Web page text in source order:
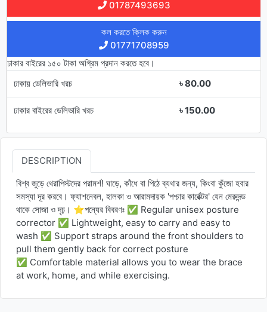
01787493693
কল করতে ক্লিক করুন
01771708959
ঢাকার বাইরের ১৫০ টাকা অগ্রিম প্রদান করতে হবে।
ঢাকায় ডেলিভারি খরচ
৳ 80.00
ঢাকার বাইরের ডেলিভারি খরচ ৳ 150.00
DESCRIPTION
বিশ্ব জুড়ে থেরাপিস্টদের পরামর্শ! ঘাড়ে, কাঁধে বা পিঠে ব্যথার জন্য, কিংবা কুঁজো হবার
সমস্যা দূর করবে। ফ্যাশনেবল, হালকা ও আরামদায়ক 'পশ্চার কার্রেক্টর' যেন মেরুদন্ড
থাকে সোজা ও দৃঢ়। ⭐পন্যের বিবরণঃ ✅ Regular unisex posture
corrector ✅ Lightweight, easy to carry and easy to
wash ✅ Support straps around the front shoulders to
pull them gently back for correct posture
✅ Comfortable material allows you to wear the brace
at work, home, and while exercising.